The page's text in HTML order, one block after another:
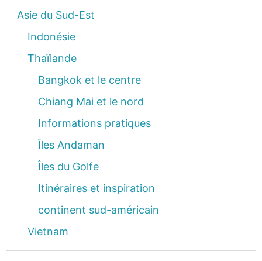
Asie du Sud-Est
Indonésie
Thaïlande
Bangkok et le centre
Chiang Mai et le nord
Informations pratiques
Îles Andaman
Îles du Golfe
Itinéraires et inspiration
continent sud-américain
Vietnam